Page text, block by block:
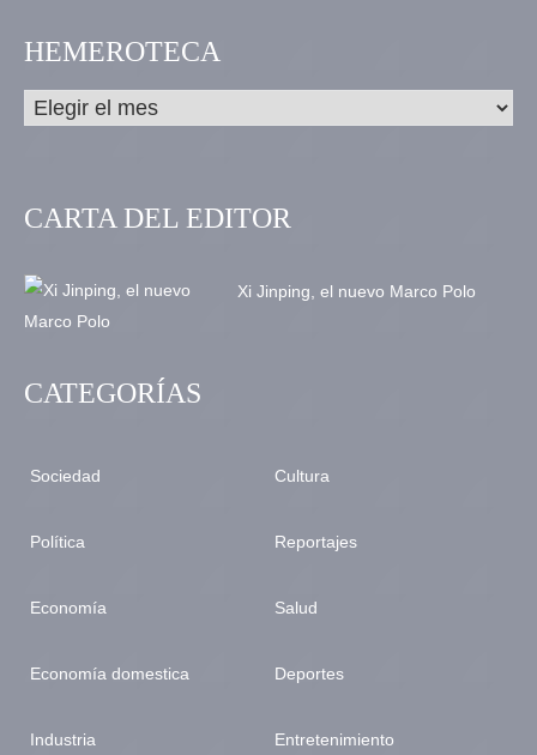
HEMEROTECA
CARTA DEL EDITOR
Xi Jinping, el nuevo Marco Polo
CATEGORÍAS
Sociedad
Política
Economía
Economía domestica
Industria
Cultura
Reportajes
Salud
Deportes
Entretenimiento